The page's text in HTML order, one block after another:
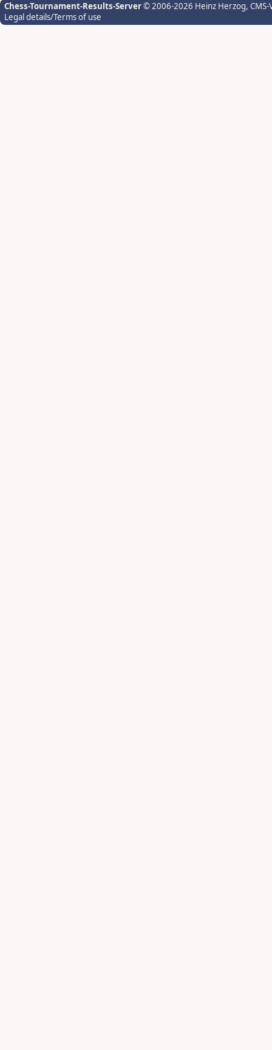
Chess-Tournament-Results-Server© 2006-2026 Heinz Herzog,
Legal details/Terms of use